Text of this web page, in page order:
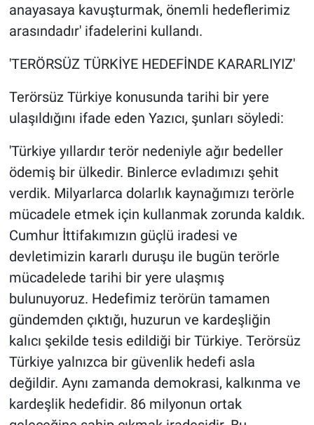
anayasaya kavuşturmak, önemli hedeflerimiz
arasındadır' ifadelerini kullandı.
'TERÖRSÜZ TÜRKİYE HEDEFİNDE KARARLIYIZ'
Terörsüz Türkiye konusunda tarihi bir yere
ulaşıldığını ifade eden Yazıcı, şunları söyledi:
'Türkiye yıllardır terör nedeniyle ağır bedeller
ödemiş bir ülkedir. Binlerce evladımızı şehit
verdik. Milyarlarca dolarlık kaynağımızı terörle
mücadele etmek için kullanmak zorunda kaldık.
Cumhur İttifakımızın güçlü iradesi ve
devletimizin kararlı duruşu ile bugün terörle
mücadelede tarihi bir yere ulaşmış
bulunuyoruz. Hedefimiz terörün tamamen
gündemden çıktığı, huzurun ve kardeşliğin
kalıcı şekilde tesis edildiği bir Türkiye. Terörsüz
Türkiye yalnızca bir güvenlik hedefi asla
değildir. Aynı zamanda demokrasi, kalkınma ve
kardeşlik hedefidir. 86 milyonun ortak